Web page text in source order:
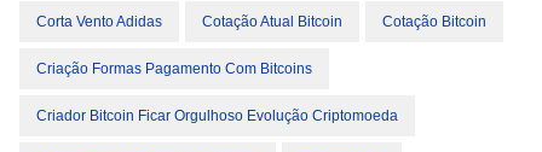
Corta Vento Adidas Cotação Atual Bitcoin Cotação Bitcoin
Criação Formas Pagamento Com Bitcoins
Criador Bitcoin Ficar Orgulhoso Evolução Criptomoeda